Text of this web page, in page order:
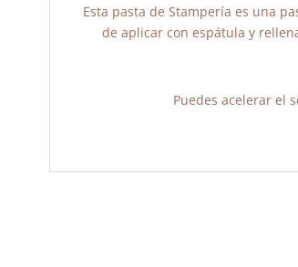
Esta pasta de Stampería es una
de aplicar con espátula y
Puedes acelerar el